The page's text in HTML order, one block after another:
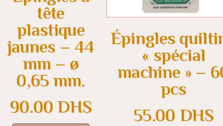
tête
plastique
jaunes – 44
mm – ø
0,65 mm.
90.00 DHS
Épingles
« spécial
machine » –
pcs
55.00 DHS